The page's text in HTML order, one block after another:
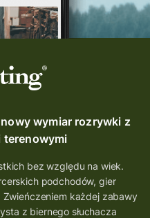
wymiar rozrywki z
terenowymi
bez względu na wiek.
podchodów, gier
każdej zabawy
z biernego słuchacza